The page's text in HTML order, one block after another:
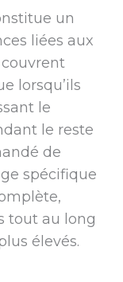
un
liées aux
lorsqu’ils
le
le reste
de
spécifique
tout au long
élevés.